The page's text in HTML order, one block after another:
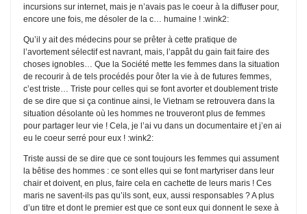
incursions sur internet, mais je n’avais pas le coeur à la diffuser pour,
encore une fois, me désoler de la c… humaine ! :wink2:
Qu’il y ait des médecins pour se prêter à cette pratique de
l’avortement sélectif est navrant, mais, l’appât du gain fait faire des
choses ignobles… Que la Société mette les femmes dans la situation
de recourir à de tels procédés pour ôter la vie à de futures femmes,
c’est triste… Triste pour celles qui se font avorter et doublement triste
de se dire que si ça continue ainsi, le Vietnam se retrouvera dans la
situation désolante où les hommes ne trouveront plus de femmes
pour partager leur vie ! Cela, je l’ai vu dans un documentaire et j’en ai
eu le coeur serré pour eux ! :wink2:
Triste aussi de se dire que ce sont toujours les femmes qui assument
la bêtise des hommes : ce sont elles qui se font martyriser dans leur
chair et doivent, en plus, faire cela en cachette de leurs maris ! Ces
maris ne savent-ils pas qu’ils sont, eux, aussi responsables ? A plus
d’un titre et dont le premier est que ce sont eux qui donnent le sexe à